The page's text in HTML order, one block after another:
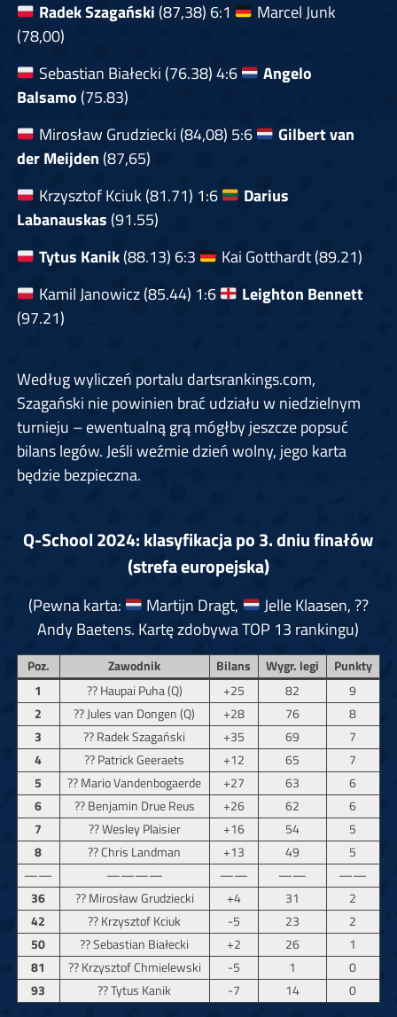
Radek Szagański (87,38) 6:1
Marcel Junk
(78,00)
Sebastian Białecki (76.38) 4:6
Angelo
Balsamo (75.83)
Mirosław Grudziecki (84,08) 5:6
Gilbert van
der Meijden (87,65)
Krzysztof Kciuk (81.71) 1:6
Darius
Labanauskas (91.55)
Tytus Kanik(88.13) 6:3
Kai Gotthardt (89.21)
Kamil Janowicz (85.44) 1:6
Leighton Bennett
(97.21)
Według wyliczeń portalu dartsrankings.com,
Szagański nie powinien brać udziału w niedzielnym
turnieju – ewentualną grą mógłby jeszcze popsuć
bilans legów. Jeśli weźmie dzień wolny, jego karta
będzie bezpieczna.
Q-School 2024: klasyfikacja po 3. dniu finałów
(strefa europejska)
(Pewna karta: Martijn Dragt,
Jelle Klaasen, ??
Andy Baetens. Kartę zdobywa TOP 13 rankingu)
Poz. Zawodnik Bilans Wygr. legi
Punkty
1
?? Haupai Puha (Q) +25 82
9
2
?? Jules van Dongen (Q) +28 76
8
3
?? Radek Szagański +35 69
7
4
?? Patrick Geeraets +12 65
7
5
?? Mario Vandenbogaerde +27 63
6
6
?? Benjamin Drue Reus +26 62
6
7
?? Wesley Plaisier +16 54
5
8
?? Chris Landman +13 49
5
——
———— —— ——
——
36
?? Mirosław Grudziecki +4 31
2
42
?? Krzysztof Kciuk -5 23
2
50
?? Sebastian Białecki +2 26
1
81
?? Krzysztof Chmielewski -5 1
0
93
?? Tytus Kanik -7 14 0